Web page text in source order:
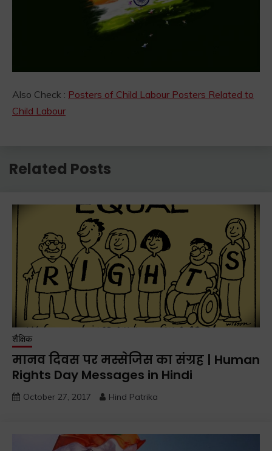
Also Check : Posters of Child Labour Posters Related to
Child Labour
Related Posts
शैक्षिक
मानव दिवस पर मस्सेजिस का संग्रह | Human
Rights Day Messages in Hindi
October 27, 2017 Hind Patrika